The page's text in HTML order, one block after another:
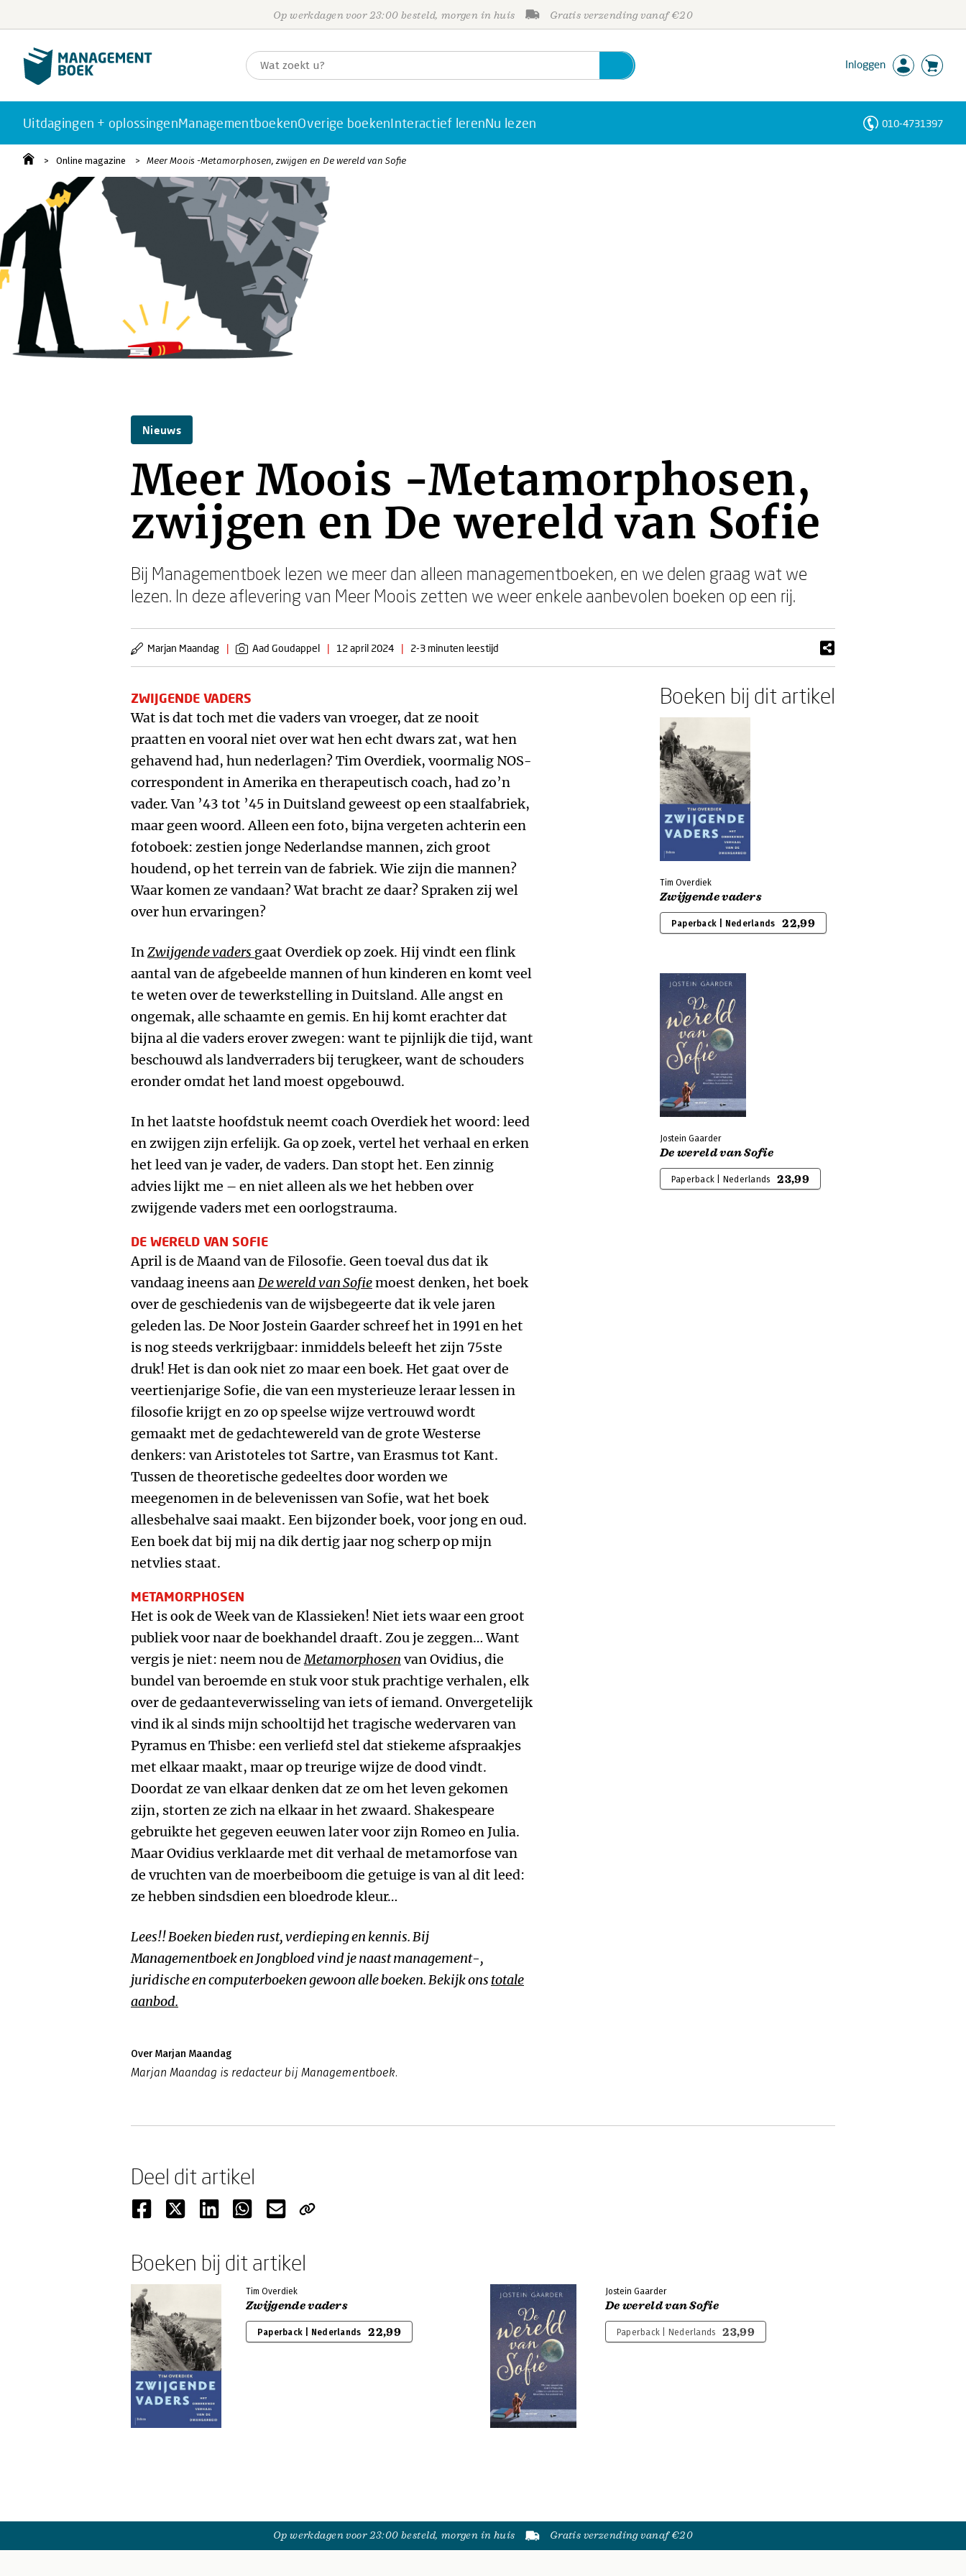
Op werkdagen voor 23:00 besteld, morgen in huis Gratis verzending vanaf €20
Inloggen
Uitdagingen + oplossingenManagementboekenOverige boekenInteractief lerenNu lezen 010-4731397
Online magazine Meer Moois -Metamorphosen, zwijgen en De wereld van Sofie
Nieuws
Meer Moois -Metamorphosen,
zwijgen en De wereld van Sofie
Bij Managementboek lezen we meer dan alleen managementboeken, en we delen graag wat we
lezen. In deze aflevering van Meer Moois zetten we weer enkele aanbevolen boeken op een rij.
Marjan Maandag | Aad Goudappel | 12 april 2024 | 2-3 minuten leestijd
ZWIJGENDE VADERS
Wat is dat toch met die vaders van vroeger, dat ze nooit
praatten en vooral niet over wat hen echt dwars zat, wat hen
gehavend had, hun nederlagen? Tim Overdiek, voormalig NOS-
correspondent in Amerika en therapeutisch coach, had zo’n
vader. Van ’43 tot ’45 in Duitsland geweest op een staalfabriek,
maar geen woord. Alleen een foto, bijna vergeten achterin een
fotoboek: zestien jonge Nederlandse mannen, zich groot
houdend, op het terrein van de fabriek. Wie zijn die mannen?
Waar komen ze vandaan? Wat bracht ze daar? Spraken zij wel
over hun ervaringen?
InZwijgende vaders gaat Overdiek op zoek. Hij vindt een flink
aantal van de afgebeelde mannen of hun kinderen en komt veel
te weten over de tewerkstelling in Duitsland. Alle angst en
ongemak, alle schaamte en gemis. En hij komt erachter dat
bijna al die vaders erover zwegen: want te pijnlijk die tijd, want
beschouwd als landverraders bij terugkeer, want de schouders
eronder omdat het land moest opgebouwd.
In het laatste hoofdstuk neemt coach Overdiek het woord: leed
en zwijgen zijn erfelijk. Ga op zoek, vertel het verhaal en erken
het leed van je vader, de vaders. Dan stopt het. Een zinnig
advies lijkt me – en niet alleen als we het hebben over
zwijgende vaders met een oorlogstrauma.
DE WERELD VAN SOFIE
April is de Maand van de Filosofie. Geen toeval dus dat ik
vandaag ineens aanDe wereld van Sofiemoest denken, het boek
over de geschiedenis van de wijsbegeerte dat ik vele jaren
geleden las. De Noor Jostein Gaarder schreef het in 1991 en het
is nog steeds verkrijgbaar: inmiddels beleeft het zijn 75ste
druk! Het is dan ook niet zo maar een boek. Het gaat over de
veertienjarige Sofie, die van een mysterieuze leraar lessen in
filosofie krijgt en zo op speelse wijze vertrouwd wordt
gemaakt met de gedachtewereld van de grote Westerse
denkers: van Aristoteles tot Sartre, van Erasmus tot Kant.
Tussen de theoretische gedeeltes door worden we
meegenomen in de belevenissen van Sofie, wat het boek
allesbehalve saai maakt. Een bijzonder boek, voor jong en oud.
Een boek dat bij mij na dik dertig jaar nog scherp op mijn
netvlies staat.
METAMORPHOSEN
Het is ook de Week van de Klassieken! Niet iets waar een groot
publiek voor naar de boekhandel draaft. Zou je zeggen… Want
vergis je niet: neem nou deMetamorphosen van Ovidius, die
bundel van beroemde en stuk voor stuk prachtige verhalen, elk
over de gedaanteverwisseling van iets of iemand. Onvergetelijk
vind ik al sinds mijn schooltijd het tragische wedervaren van
Pyramus en Thisbe: een verliefd stel dat stiekeme afspraakjes
met elkaar maakt, maar op treurige wijze de dood vindt.
Doordat ze van elkaar denken dat ze om het leven gekomen
zijn, storten ze zich na elkaar in het zwaard. Shakespeare
gebruikte het gegeven eeuwen later voor zijn Romeo en Julia.
Maar Ovidius verklaarde met dit verhaal de metamorfose van
de vruchten van de moerbeiboom die getuige is van al dit leed:
ze hebben sindsdien een bloedrode kleur…
Lees!! Boeken bieden rust, verdieping en kennis. Bij
Managementboek en Jongbloed vind je naast management-,
juridische en computerboeken gewoon alle boeken. Bekijk ons totale
aanbod.
Over Marjan Maandag
Marjan Maandag is redacteur bij Managementboek.
Boeken bij dit artikel
Tim Overdiek
Zwijgende vaders
Paperback | Nederlands 22,99
Jostein Gaarder
De wereld van Sofie
Paperback | Nederlands 23,99
Deel dit artikel
Boeken bij dit artikel
Tim Overdiek
Zwijgende vaders
Paperback | Nederlands 22,99
Jostein Gaarder
De wereld van Sofie
Paperback | Nederlands 23,99
Op werkdagen voor 23:00 besteld, morgen in huis Gratis verzending vanaf €20
Personen